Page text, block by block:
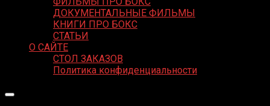
ДОКУМЕНТАЛЬНЫЕ ФИЛЬМЫ
КНИГИ ПРО БОКС
СТАТЬИ
О САЙТЕ
СТОЛ ЗАКАЗОВ
Политика конфиденциальности